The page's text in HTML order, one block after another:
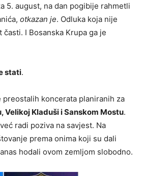
5. august, na dan pogibije rahmetli
otkazan je. Odluka koja nije
I Bosanska Krupa ga je
stati.
preostalih koncerata planiranih za
Velikoj Kladuši i Sanskom Mostu.
radi poziva na savjest. Na
prema onima koji su dali
hodali ovom zemljom slobodno.